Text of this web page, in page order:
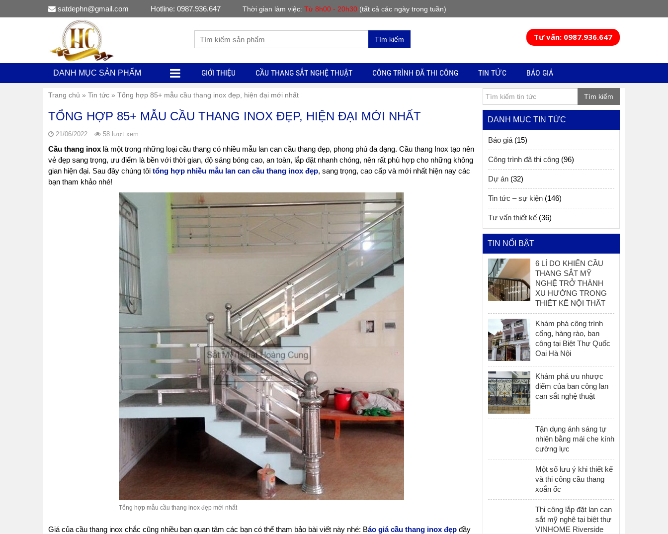
satdephn@gmail.com Hotline: 0987.936.647 Thời gian làm việc: Từ 8h00 - 20h30 (tất cả các ngày trong tuần)
Tìm kiếm Tư vấn: 0987.936.647
DANH MỤC SẢN PHẨM GIỚI THIỆU CẦU THANG SẮT NGHỆ THUẬT CÔNG TRÌNH ĐÃ THI CÔNG TIN TỨC BÁO GIÁ
Trang chủ » Tin tức » Tổng hợp 85+ mẫu cầu thang inox đẹp, hiện đại mới nhất
TỔNG HỢP 85+ MẪU CẦU THANG INOX ĐẸP, HIỆN ĐẠI MỚI NHẤT
21/06/2022 58 lượt xem
Cầu thang inox là một trong những loại cầu thang có nhiều mẫu lan can cầu thang đẹp, phong phú đa dạng. Cầu thang Inox tạo nên
vẻ đẹp sang trọng, ưu điểm là bền với thời gian, độ sáng bóng cao, an toàn, lắp đặt nhanh chóng, nên rất phù hợp cho những không
gian hiện đại. Sau đây chúng tôi tổng hợp nhiều mẫu lan can cầu thang inox đẹp, sang trọng, cao cấp và mới nhất hiện nay các
bạn tham khảo nhé!
Tổng hợp mẫu cầu thang inox đẹp mới nhất
Giá của cầu thang inox chắc cũng nhiều bạn quan tâm các bạn có thể tham bảo bài viết này nhé: Báo giá cầu thang inox đẹp đầy
Tìm kiếm
DANH MỤC TIN TỨC
Báo giá(15)
Công trình đã thi công(96)
Dự án(32)
Tin tức – sự kiện(146)
Tư vấn thiết kế(36)
TIN NỔI BẬT
6 LÍ DO KHIẾN CẦU
THANG SẮT MỸ
NGHỆ TRỞ THÀNH
XU HƯỚNG TRONG
THIẾT KẾ NỘI THẤT
Khám phá công trình
cổng, hàng rào, ban
công tại Biệt Thự Quốc
Oai Hà Nội
Khám phá ưu nhược
điểm của ban công lan
can sắt nghệ thuật
Tận dụng ánh sáng tự
nhiên bằng mái che kính
cường lực
Một số lưu ý khi thiết kế
và thi công cầu thang
xoắn ốc
Thi công lắp đặt lan can
sắt mỹ nghệ tại biệt thự
VINHOME Riverside